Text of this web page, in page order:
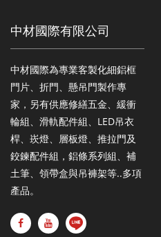
中材國際有限公司
中材國際為專業客製化細鋁框
門片、折門、懸吊門製作專
家，另有供應修繕五金、緩衝
輪組、滑軌配件組、LED吊衣
桿、崁燈、層板燈、推拉門及
鉸鍊配件組，鋁條系列組、補
土筆、領帶盒與吊褲架等..多項
產品。